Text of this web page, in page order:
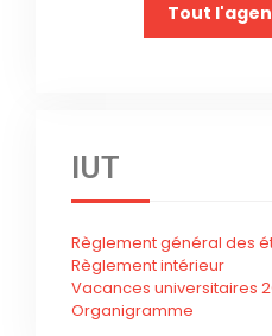
Tout
IUT
Règlement général des
Règlement intérieur
Vacances universitaires
Organigramme